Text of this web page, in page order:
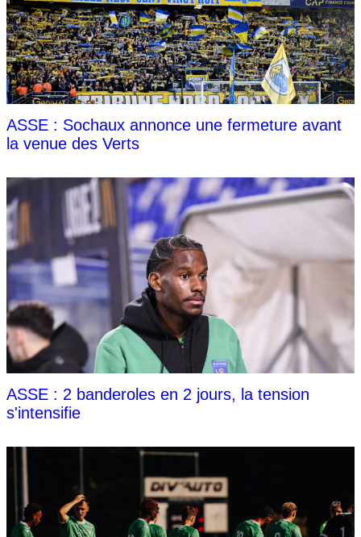
ASSE : Sochaux annonce une fermeture avant
la venue des Verts
ASSE : 2 banderoles en 2 jours, la tension
s'intensifie